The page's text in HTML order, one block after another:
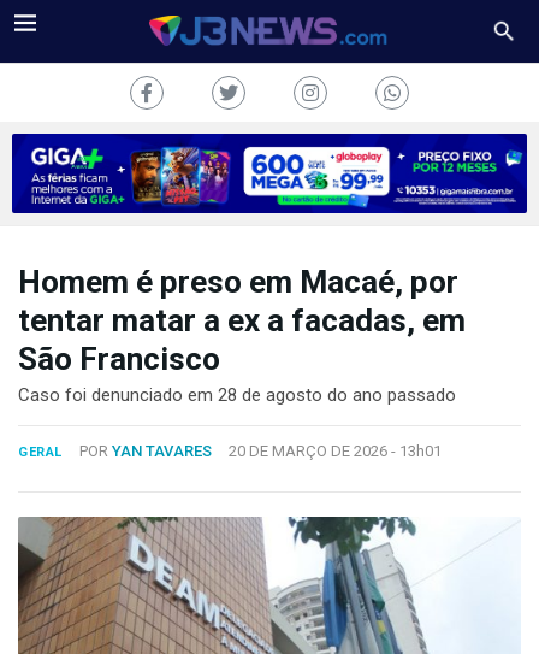
J3NEWS
COLUNAS
CONOSCO
Copyright
2024
Desenvolvido
por
Hesea
Tecnologia
Homem é preso em Macaé, por
tentar matar a ex a facadas, em
São Francisco
Caso foi denunciado em 28 de agosto do ano passado
GERAL POR YAN TAVARES 20 DE MARÇO DE 2026 - 13h01